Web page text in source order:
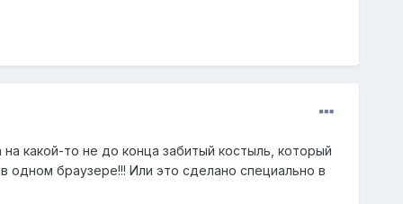
какой-то не до конца забитый костыль, который
одном браузере!!! Или это сделано специально в